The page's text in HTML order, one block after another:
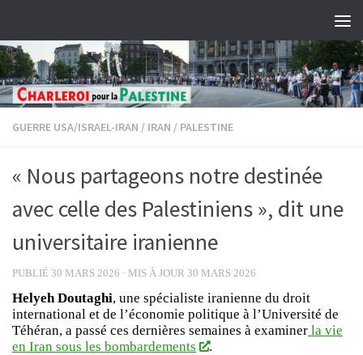
GUERRE USA/ISRAEL-IRAN / IRAN / PALESTINE
« Nous partageons notre destinée
avec celle des Palestiniens », dit une
universitaire iranienne
PUBLIÉ 30 MARS 2026 · MIS À JOUR 30 MARS 2026
Helyeh Doutaghi, une spécialiste iranienne du droit
international et de l’économie politique à l’Université de
Téhéran, a passé ces dernières semaines à examiner la vie
en Iran sous les bombardements
.